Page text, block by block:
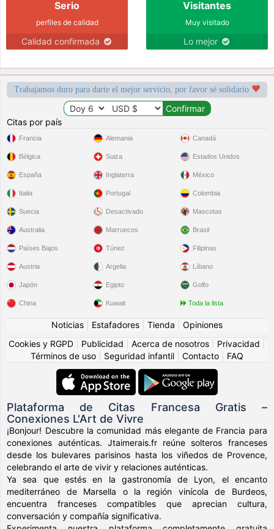
Serio
perfiles de calidad
Calidad confirmada
Visitantes
Muy visitado
Lo mejor
Trabajamos duro para darte el mejor servicio, por favor sé solidario
Citas por país
Francia
Bélgica
España
Italia
Suecia
Alemania
Suiza
Inglaterra
Portugal
Desactivado
Canadá
Estados Unidos
México
Colombia
Mascotas
Australia
Países Bajos
Austria
Japón
China
Marruecos
Túnez
Argelia
Egipto
Kuwait
Brasil
Filipinas
Líbano
Golfo
Toda la lista
Noticias Estafadores Tienda
Opiniones
Cookies y RGPD
Publicidad Acerca de nosotros Privacidad
Términos de uso
Seguridad infantil Contacto FAQ
Plataforma de Citas Francesa Gratis –
Conexiones L'Art de Vivre
¡Bonjour! Descubre la comunidad más elegante de Francia para
conexiones auténticas. Jtaimerais.fr reúne solteros franceses
desde los bulevares parisinos hasta los viñedos de Provence,
celebrando el arte de vivir y relaciones auténticas.
Ya sea que estés en la gastronomía de Lyon, el encanto
mediterráneo de Marsella o la región vinícola de Burdeos,
encuentra franceses compatibles que aprecian cultura,
conversación y compañía significativa.